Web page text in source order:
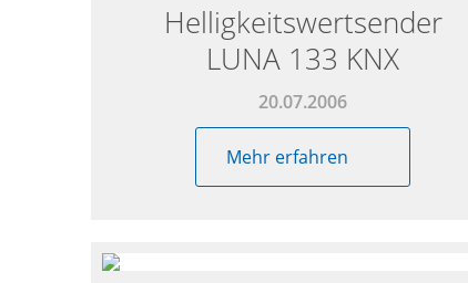
Helligkeitswertsender
LUNA 133 KNX
20.07.2006
Mehr erfahren